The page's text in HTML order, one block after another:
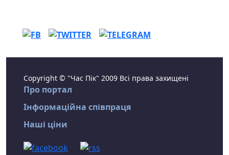
Copyright © "Час Пік" 2009 Всі права захищені
Про портал
Інформаційна співпраця
Наші ціни